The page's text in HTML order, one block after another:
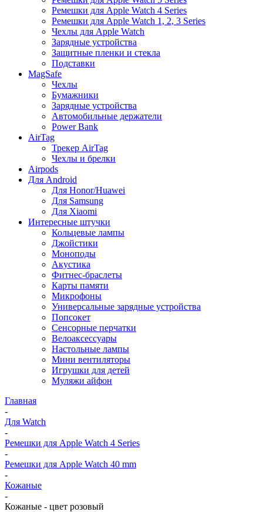
Ремешки для Apple Watch 4 Series
Ремешки для Apple Watch 1, 2, 3 Series
Чехлы для Apple Watch
Зарядные устройства
Защитные пленки и стекла
Подставки
MagSafe
Чехлы
Бумажники
Зарядные устройства
Автомобильные держатели
Power Bank
AirTag
Трекер AirTag
Чехлы и брелки
Airpods
Для Android
Для Honor/Huawei
Для Samsung
Для Xiaomi
Интересные штучки
Кольцевые лампы
Джойстики
Моноподы
Акустика
Фитнес-браслеты
Карты памяти
Микрофоны
Универсальные зарядные устройства
Попсокет
Сенсорные перчатки
Велоаксессуары
Настольные лампы
Мини вентиляторы
Игрушки для детей
Муляжи айфон
Главная
-
Для Watch
-
Ремешки для Apple Watch 4 Series
-
Ремешки для Apple Watch 40 mm
-
Кожаные
-
Кожаные - цвет розовый